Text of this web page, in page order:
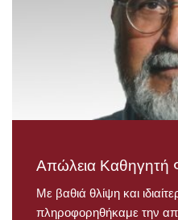
Απώλεια Καθηγητή
Με βαθιά θλίψη και
πληροφορηθήκαμε την